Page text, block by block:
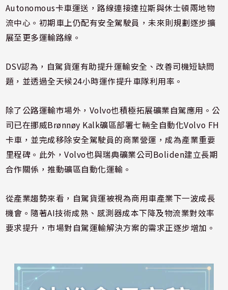
Autonomous卡車運送，路線連接達拉斯與休士頓兩地物
流中心。初期車上仍配有安全駕駛員，未來則規劃逐步擴
展至更多運輸路線。
DSV認為，自駕貨運有助提升運輸安全、改善司機短缺問
題，並透過全天候24小時運作提升車隊利用率。
除了公路運輸市場外，Volvo也積極拓展礦業自駕應用。公
司已在挪威Brønnøy Kalk礦區部署七輛全自動化Volvo FH
卡車，並完成移除安全駕駛員的商業營運，成為產業重要
里程碑。此外，Volvo也與瑞典礦業公司Boliden建立長期
合作關係，推動礦區自動化運輸。
從產業趨勢來看，自駕貨運被視為商用車產業下一波成長
機會。隨著AI技術成熟、感測器成本下降及物流業對效率
要求提升，市場對自駕運輸解決方案的需求正逐步增加。